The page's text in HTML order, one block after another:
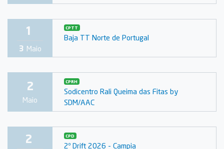
1
3 Maio
CPTT
Baja TT Norte de Portugal
2
Maio
CPRH
Sodicentro Rali Queima das Fitas by
SDM/AAC
2 CPD
2º Drift 2026 - Campia